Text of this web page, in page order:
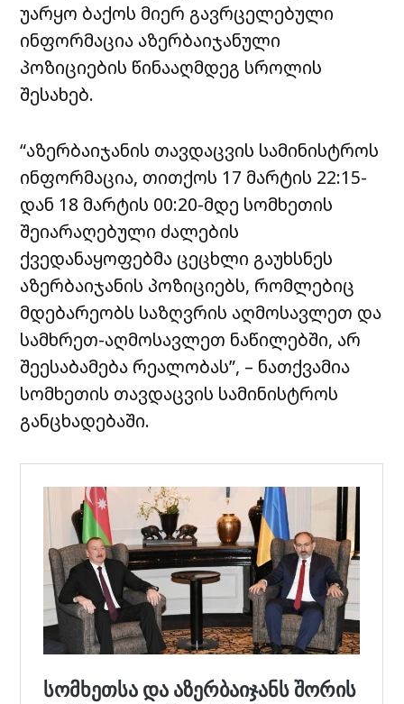
უარყო ბაქოს მიერ გავრცელებული
ინფორმაცია აზერბაიჯანული
პოზიციების წინააღმდეგ სროლის
შესახებ.
“აზერბაიჯანის თავდაცვის სამინისტროს
ინფორმაცია, თითქოს 17 მარტის 22:15-
დან 18 მარტის 00:20-მდე სომხეთის
შეიარაღებული ძალების
ქვედანაყოფებმა ცეცხლი გაუხსნეს
აზერბაიჯანის პოზიციებს, რომლებიც
მდებარეობს საზღვრის აღმოსავლეთ და
სამხრეთ-აღმოსავლეთ ნაწილებში, არ
შეესაბამება რეალობას”, – ნათქვამია
სომხეთის თავდაცვის სამინისტროს
განცხადებაში.